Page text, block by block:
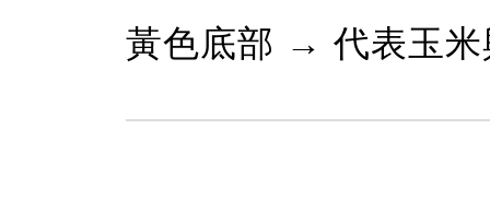
黃色底部 → 代表玉米